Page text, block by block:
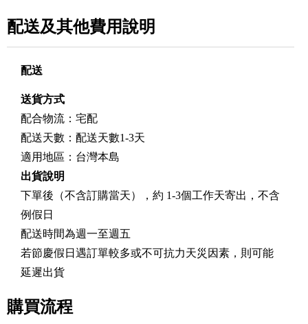
配送及其他費用說明
配送
送貨方式
配合物流：宅配
配送天數：配送天數1-3天
適用地區：台灣本島
出貨說明
下單後（不含訂購當天），約 1-3個工作天寄出，不含
例假日
配送時間為週一至週五
若節慶假日遇訂單較多或不可抗力天災因素，則可能
延遲出貨
購買流程